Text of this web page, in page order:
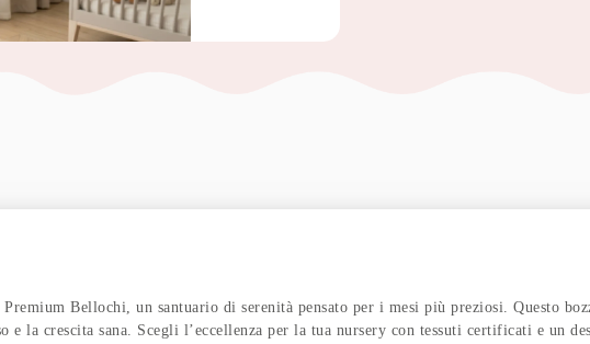
Bellochi, un santuario di serenità pensato per i mesi più preziosi. Questo
e la crescita sana. Scegli l’eccellenza per la tua nursery con tessuti certificati e un